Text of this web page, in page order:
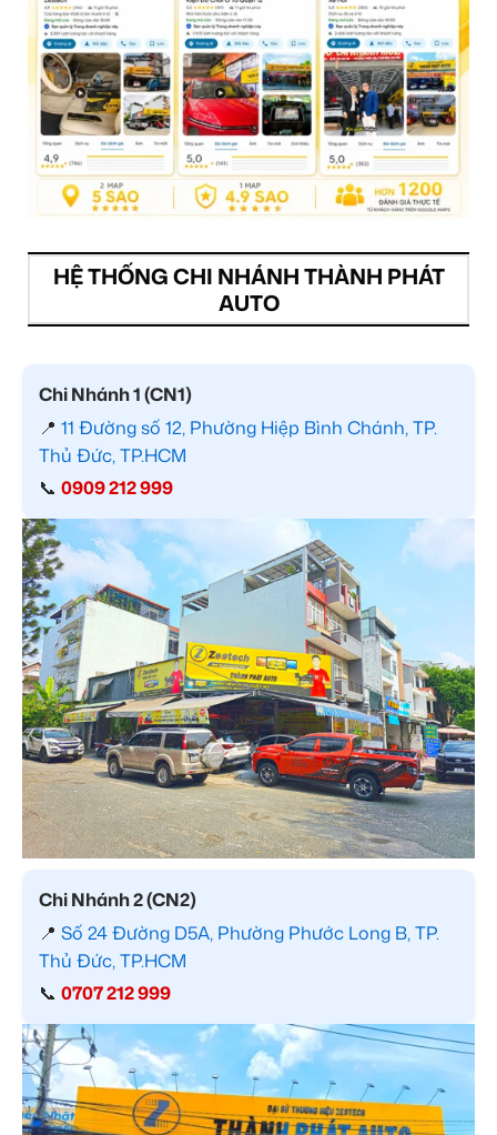
HỆ THỐNG CHI NHÁNH THÀNH PHÁT
AUTO
Chi Nhánh 1 (CN1)
📍 11 Đường số 12, Phường Hiệp Bình Chánh, TP.
Thủ Đức, TP.HCM
📞 0909 212 999
Chi Nhánh 2 (CN2)
📍 Số 24 Đường D5A, Phường Phước Long B, TP.
Thủ Đức, TP.HCM
📞 0707 212 999